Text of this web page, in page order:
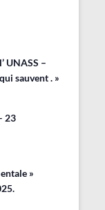
UNASS –
sauvent . »
23
»